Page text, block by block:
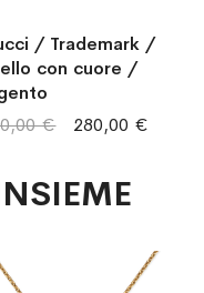
/ Trademark /
con cuore /
280,00 €
€